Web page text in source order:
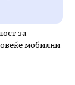
за
мобилни